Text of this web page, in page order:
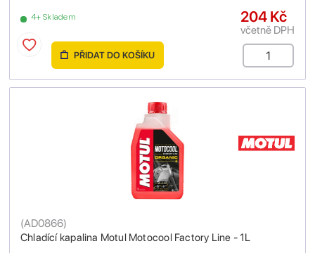
4+ Skladem 204 Kč
včetně DPH
PŘIDAT DO KOŠÍKU
Chladící kapalina Motul Motocool Factory Line - 1L
(AD0866)